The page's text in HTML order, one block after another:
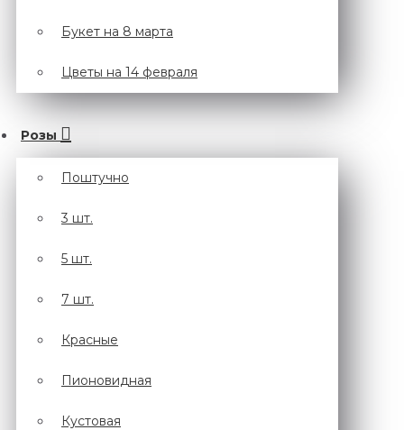
Букет на 8 марта
Цветы на 14 февраля
Розы
Поштучно
3 шт.
5 шт.
7 шт.
Красные
Пионовидная
Кустовая